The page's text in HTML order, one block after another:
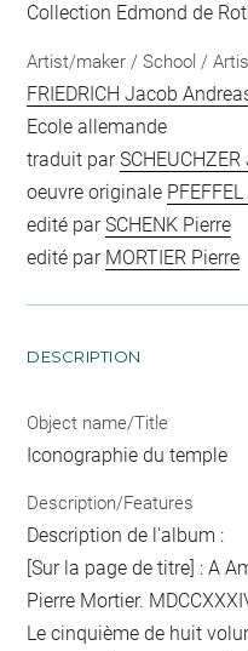
Collection Edmond de
Artist/maker / School /
FRIEDRICH Jacob
Ecole allemande
traduit par
oeuvre originale
edité parSCHENK Pierre
edité par MORTIER Pierre
DESCRIPTION
Object name/Title
Iconographie du temple
Description/Features
Description de l'album :
[Sur la page de titre] : A
Pierre Mortier.
Le cinquième de huit